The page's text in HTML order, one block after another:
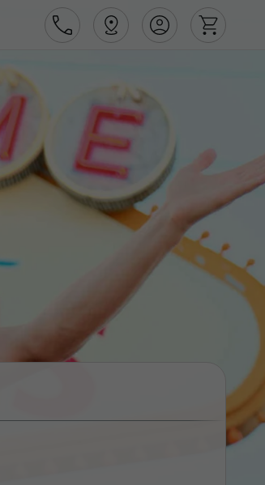
em Portugal
no Estrangeiro
das suas viagens, tem ainda ao seu
center a funcionar todos os dias úteis das
das 10:00 às 14:00.